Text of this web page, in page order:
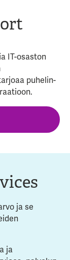
IT-osaston
puhelin-
ja se
ja